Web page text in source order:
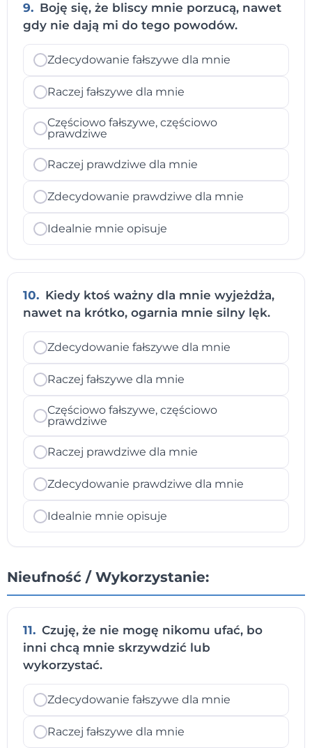
9. Boję się, że bliscy mnie porzucą, nawet
gdy nie dają mi do tego powodów.
Zdecydowanie fałszywe dla mnie
Raczej fałszywe dla mnie
Częściowo fałszywe, częściowo
prawdziwe
Raczej prawdziwe dla mnie
Zdecydowanie prawdziwe dla mnie
Idealnie mnie opisuje
10. Kiedy ktoś ważny dla mnie wyjeżdża,
nawet na krótko, ogarnia mnie silny lęk.
Zdecydowanie fałszywe dla mnie
Raczej fałszywe dla mnie
Częściowo fałszywe, częściowo
prawdziwe
Raczej prawdziwe dla mnie
Zdecydowanie prawdziwe dla mnie
Idealnie mnie opisuje
Nieufność / Wykorzystanie:
11. Czuję, że nie mogę nikomu ufać, bo
inni chcą mnie skrzywdzić lub
wykorzystać.
Zdecydowanie fałszywe dla mnie
Raczej fałszywe dla mnie